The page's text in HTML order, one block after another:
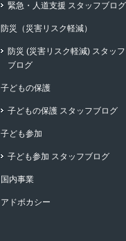
緊急・人道支援 スタッフブログ
防災（災害リスク軽減）
防災 (災害リスク軽減) スタッフ
ブログ
子どもの保護
子どもの保護 スタッフブログ
子ども参加
子ども参加 スタッフブログ
国内事業
アドボカシー